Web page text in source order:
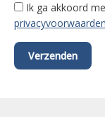
Ik ga akkoord
privacyvoorwaarden